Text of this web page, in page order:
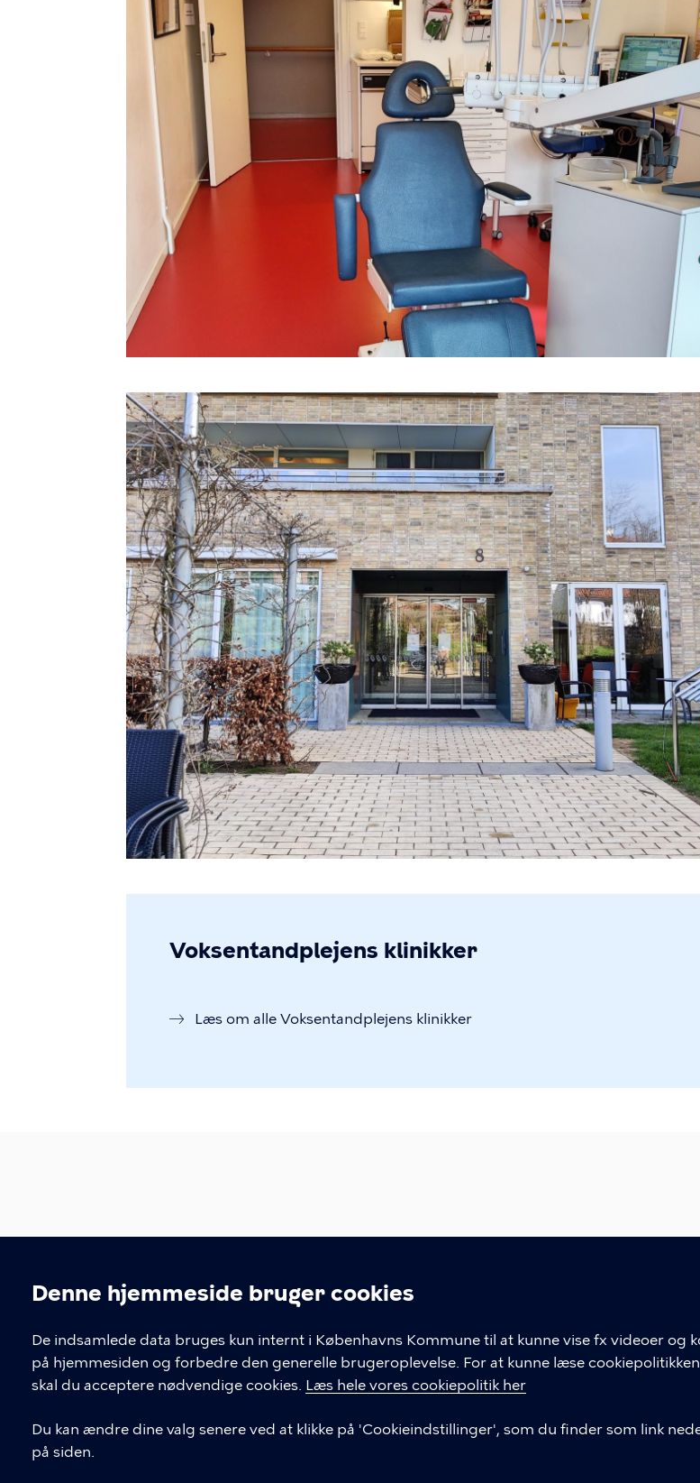
Cookieindstillinger
Denne hjemmeside bruger cookies
De indsamlede data bruges kun internt i Københavns Kommune til at kunne vise fx videoer og
på hjemmesiden og forbedre den generelle brugeroplevelse. For at kunne læse cookiepolitikken
skal du acceptere nødvendige cookies. Læs hele vores cookiepolitik her
Du kan ændre dine valg senere ved at klikke på 'Cookieindstillinger', som du finder som link
på siden.
Billede
Voksentandplejens klinikker
Læs om alle Voksentandplejens klinikker
Tietgensgade 31B, 1704 København V
KONTAKT
33 17 57 80
LINKS
Privatlivspolitik